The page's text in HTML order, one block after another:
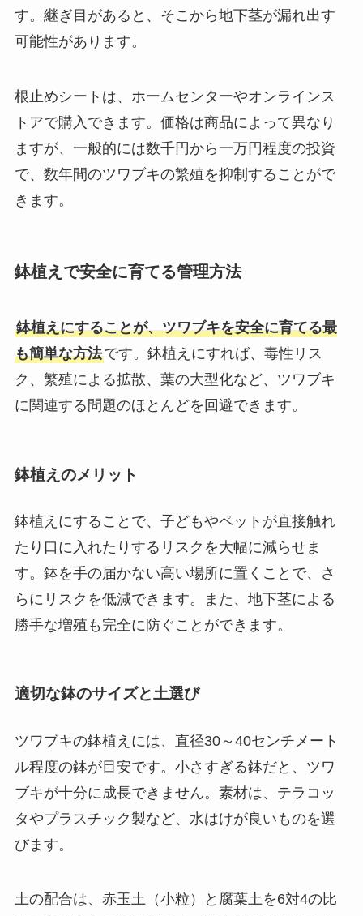
す。継ぎ目があると、そこから地下茎が漏れ出す
可能性があります。
根止めシートは、ホームセンターやオンラインス
トアで購入できます。価格は商品によって異なり
ますが、一般的には数千円から一万円程度の投資
で、数年間のツワブキの繁殖を抑制することがで
きます。
鉢植えで安全に育てる管理方法
鉢植えにすることが、ツワブキを安全に育てる最
も簡単な方法です。鉢植えにすれば、毒性リス
ク、繁殖による拡散、葉の大型化など、ツワブキ
に関連する問題のほとんどを回避できます。
鉢植えのメリット
鉢植えにすることで、子どもやペットが直接触れ
たり口に入れたりするリスクを大幅に減らせま
す。鉢を手の届かない高い場所に置くことで、さ
らにリスクを低減できます。また、地下茎による
勝手な増殖も完全に防ぐことができます。
適切な鉢のサイズと土選び
ツワブキの鉢植えには、直径30～40センチメート
ル程度の鉢が目安です。小さすぎる鉢だと、ツワ
ブキが十分に成長できません。素材は、テラコッ
タやプラスチック製など、水はけが良いものを選
びます。
土の配合は、赤玉土（小粒）と腐葉土を6対4の比